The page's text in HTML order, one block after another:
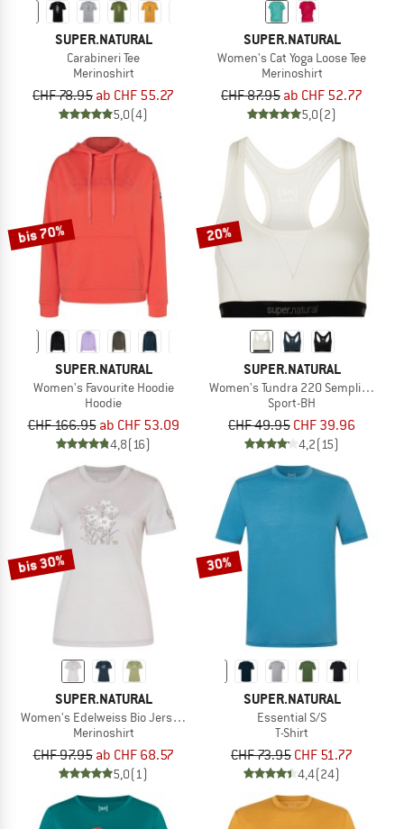
SUPER.NATURAL
Carabineri Tee
Merinoshirt
CHF 78.95 ab CHF 55.27
5,0(4)
SUPER.NATURAL
Women's Cat Yoga Loose Tee
Merinoshirt
CHF 87.95 ab CHF 52.77
5,0(2)
bis 70%
SUPER.NATURAL
Women's Favourite Hoodie
Hoodie
CHF 166.95 ab CHF 53.09
4,8(16)
20%
SUPER.NATURAL
Women's Tundra 220 Semplice Bra
Sport-BH
CHF 49.95 CHF 39.96
4,2(15)
bis 30%
SUPER.NATURAL
Women's Edelweiss Bio Jersey Tee
Merinoshirt
CHF 97.95 ab CHF 68.57
5,0(1)
30%
SUPER.NATURAL
Essential S/S
T-Shirt
CHF 73.95 CHF 51.77
4,4(24)